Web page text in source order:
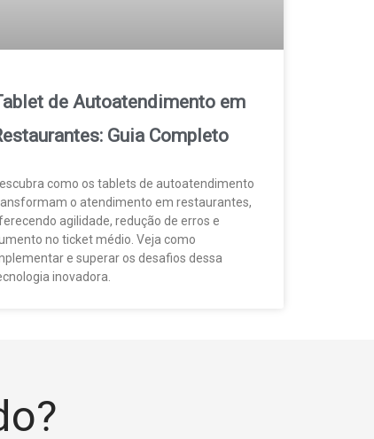
de Autoatendimento em
Guia Completo
como os tablets de autoatendimento
o atendimento em restaurantes,
agilidade, redução de erros e
no ticket médio. Veja como
e superar os desafios dessa
inovadora.